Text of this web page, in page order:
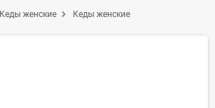
Кеды женские chevron_right Кеды женские